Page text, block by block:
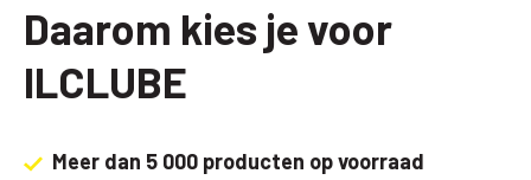
Daarom kies je voor
ILCLUBE
Meer dan 5 000 producten op voorraad